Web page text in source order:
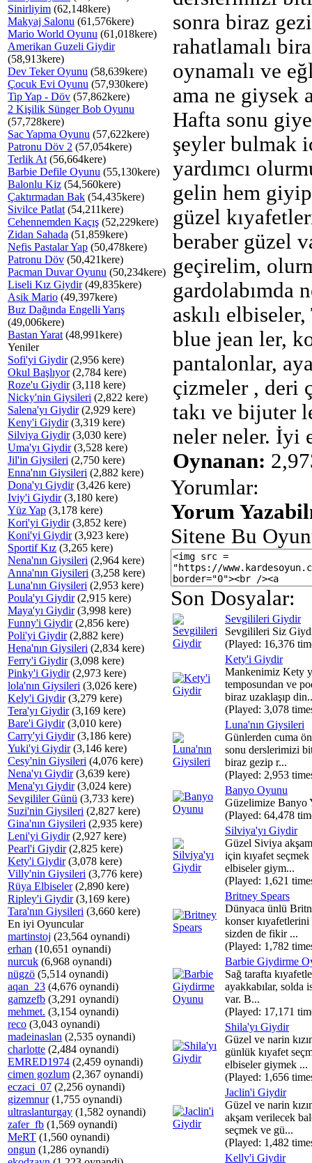
Sinirliyim (62,148kere)
Makyaj Salonu (61,576kere)
Mario World Oyunu (61,018kere)
Amerikan Guzeli Giydir
(58,913kere)
Dev Teker Oyunu (58,639kere)
Çocuk Evi Oyunu (57,930kere)
Tip Yap - Döv (57,862kere)
2 Kişilik Sünger Bob Oyunu
(57,728kere)
Sac Yapma Oyunu (57,622kere)
Patronu Döv 2 (57,054kere)
Terlik At (56,664kere)
Barbie Defile Oyunu (55,130kere)
Balonlu Kiz (54,560kere)
Çaktırmadan Bak (54,435kere)
Sivilce Patlat (54,211kere)
Cehennemden Kaçış (52,229kere)
Zidan Sahada (51,859kere)
Nefis Pastalar Yap (50,478kere)
Patronu Döv (50,421kere)
Pacman Duvar Oyunu (50,234kere)
Liseli Kız Giydir(49,835kere)
Asik Mario (49,397kere)
Buz Dağında Engelli Yarış
(49,006kere)
Bastan Yarat (48,991kere)
Yeniler
Sofi'yi Giydir(2,956 kere)
Okul Başlıyor(2,784 kere)
Roze'u Giydir(3,118 kere)
Nicky'nin Giysileri (2,822 kere)
Salena'yı Giydir(2,929 kere)
Keny'i Giydir(3,319 kere)
Silviya Giydir(3,030 kere)
Uma'yı Giydir(3,528 kere)
Jil'in Giysileri (2,750 kere)
Enna'nın Giysileri (2,882 kere)
Dona'yı Giydir(3,426 kere)
Iviy'i Giydir(3,180 kere)
Yüz Yap (3,178 kere)
Kori'yi Giydir(3,852 kere)
Koni'yi Giydir(3,923 kere)
Sportif Kız (3,265 kere)
Nena'nın Giysileri (2,964 kere)
Anna'nın Giysileri (3,258 kere)
Luna'nın Giysileri (2,953 kere)
Poula'yı Giydir(2,915 kere)
Maya'yı Giydir(3,998 kere)
Funny'i Giydir(2,856 kere)
Poli'yi Giydir(2,882 kere)
Hena'nın Giysileri (2,834 kere)
Ferry'i Giydir(3,098 kere)
Pinky'i Giydir(2,973 kere)
lola'nın Giysileri (3,026 kere)
Kely'i Giydir(3,279 kere)
Tera'yı Giydir(3,169 kere)
Bare'i Giydir(3,010 kere)
Carry'yi Giydir(3,186 kere)
Yuki'yi Giydir(3,146 kere)
Cesy'nin Giysileri (4,076 kere)
Nena'yı Giydir(3,639 kere)
Mena'yı Giydir(3,024 kere)
Sevgililer Günü (3,733 kere)
Suzi'nin Giysileri (2,827 kere)
Gina'nın Giysileri (2,935 kere)
Leni'yi Giydir(2,927 kere)
Pearl'i Giydir(2,825 kere)
Kety'i Giydir(3,078 kere)
Villy'nin Giysileri (3,776 kere)
Rüya Elbiseler(2,890 kere)
Ripley'i Giydir(3,169 kere)
Tara'nın Giysileri (3,660 kere)
En iyi Oyuncular
martinstoj (23,564 oynandi)
erhan (10,651 oynandi)
nurcuk (6,968 oynandi)
nügzö (5,514 oynandi)
aqan_23 (4,676 oynandi)
gamzefb (3,291 oynandi)
mehmet. (3,154 oynandi)
reco (3,043 oynandi)
madeinaslan (2,535 oynandi)
charlotte (2,484 oynandi)
EMRED1974 (2,459 oynandi)
cimen gozlum (2,367 oynandi)
eczaci_07 (2,256 oynandi)
gizemnur(1,755 oynandi)
ultraslanturgay (1,582 oynandi)
zafer_fb (1,569 oynandi)
MeRT (1,560 oynandi)
ongun (1,286 oynandi)
sonra biraz
rahatlamalı
oynamalı ve
ama ne giysek
Hafta sonu
şeyler bulmak
yardımcı
gelin hem giyip
güzel
beraber güzel
geçirelim,
gardolabımda
askılı
blue jean ler,
pantalonlar,
çizmeler , deri
takı ve bijuter
neler neler. İyi
Oynanan:
Yorumlar:
Yorum
Sitene Bu
Son Dosyalar:
Sevgilileri Giydir
Sevgilileri Siz
(Played: 16,376
Kety'i Giydir
Mankenimiz Kety
temposundan ve
biraz uzaklaşıp
(Played: 3,078
Luna'nın Giysileri
Günlerden cuma
sonu derslerimizi
biraz gezip r...
(Played: 2,953
Banyo Oyunu
Güzelimize Banyo
(Played: 64,478
Silviya'yı Giydir
Güzel Siviya
için kıyafet
elbiseler giym...
(Played: 1,621
Britney Spears
Dünyaca ünlü
konser
sizden de fikir ...
(Played: 1,782
Barbie Giydirme
Sağ tarafta
ayakkabılar, solda
var. B...
(Played: 17,171
Shila'yı Giydir
Güzel ve narin
günlük kıyafet
elbiseler giymek ...
(Played: 1,656
Jaclin'i Giydir
Güzel ve narin
akşam verilecek
seçmek ve gü...
(Played: 1,482
Kelly'i Giydir